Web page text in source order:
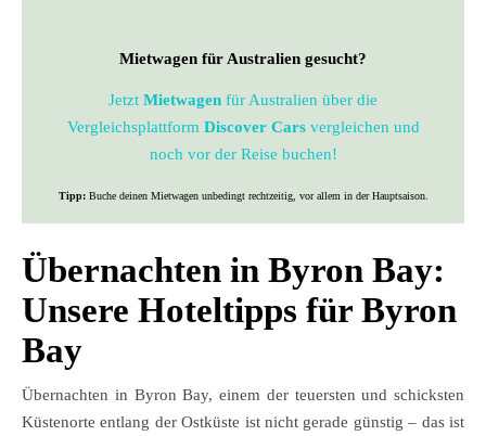
Mietwagen für Australien gesucht?
Jetzt Mietwagen für Australien über die
Vergleichsplattform Discover Carsvergleichen und
noch vor der Reise buchen!
Tipp: Buche deinen Mietwagen unbedingt rechtzeitig, vor allem in der Hauptsaison.
Übernachten in Byron Bay:
Unsere Hoteltipps für Byron
Bay
Übernachten in Byron Bay, einem der teuersten und schicksten
Küstenorte entlang der Ostküste ist nicht gerade günstig – das ist